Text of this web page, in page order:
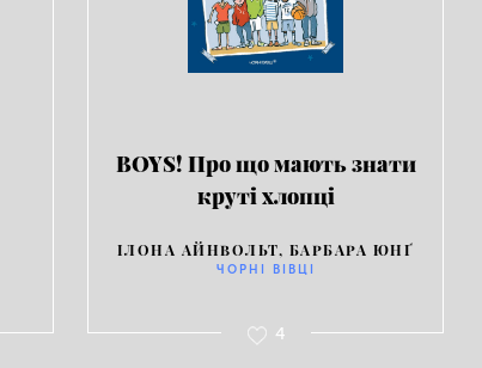
BOYS! Про що мають знати
круті хлопці
ІЛОНА АЙНВОЛЬТ, БАРБАРА ЮНҐ
ЧОРНІ ВІВЦІ
4